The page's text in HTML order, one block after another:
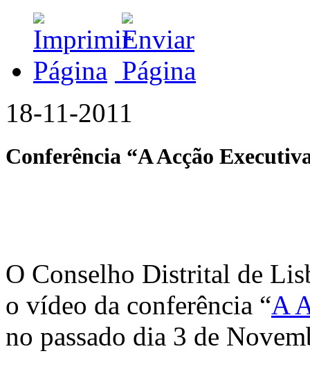
18-11-2011
Conferência “A Acção
O Conselho Distrital de
o vídeo da conferência “A
no passado dia 3 de